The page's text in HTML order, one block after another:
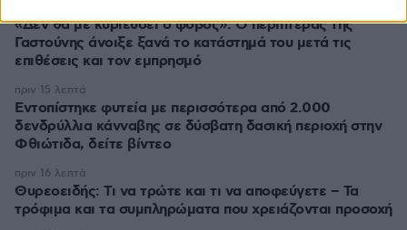
«Δεν θα με κυριεύσει ο φόβος»: Ο περιπτεράς της
Γαστούνης άνοιξε ξανά το κατάστημά του μετά τις
επιθέσεις και τον εμπρησμό
Εντοπίστηκε φυτεία με περισσότερα από 2.000
δενδρύλλια κάνναβης σε δύσβατη δασική περιοχή στην
Φθιώτιδα, δείτε βίντεο
πριν 15 λεπτά
Θυρεοειδής: Τι να τρώτε και τι να αποφεύγετε – Τα
τρόφιμα και τα συμπληρώματα που χρειάζονται προσοχή
πριν 16 λεπτά